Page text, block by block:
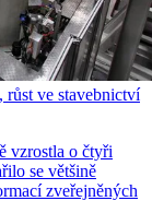
růst ve stavebnictví
vzrostla o čtyři
se většině
zveřejněných